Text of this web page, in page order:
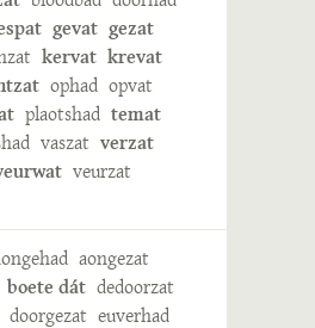
gevat gezat
kervat krevat
ophad opvat
plaotshad temat
vaszat verzat
veurzat
aongezat
boete dát dedoorzat
doorgezat euverhad